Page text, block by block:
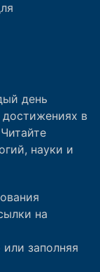
день
в
науки и
на
заполняя